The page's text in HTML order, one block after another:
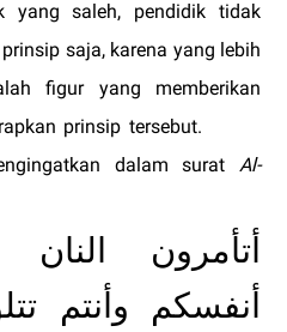
yang saleh, pendidik tidak
saja, karena yang lebih
figur yang memberikan
prinsip tersebut.
dalamsurat
Al-
أتأمرون
أنفسكم وأنتم